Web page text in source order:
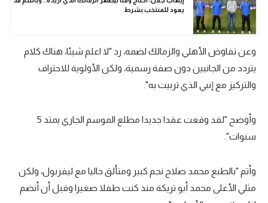
فيديو في الجول
يعود للمنتخب بشرط
وعن تفاوض الأهلي والزمالك لضمه، رد "لا اعلم شيئا، هناك كلام
يتردد من الجانبين دون صفة رسمية، ولكن الأولوية للاحتراف
والتركيز مع إنبي الذي تربيت به".
وأوضح "لقد وقعت عقدا جديدا مطلع الموسم الجاري يمتد 5
سنوات".
وأتم "بالطبع محمد صلاح نجم كبير ومتألق حاليا مع ليفربول، ولكن
مثلي الأعلى محمد أبو تريكة منذ كنت طفلا صغيرا وقبل أن أنضم